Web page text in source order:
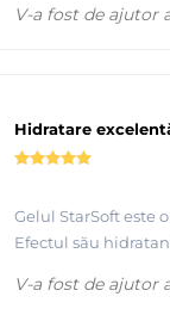
V-a fost de ajutor
Hidratare
Gelul StarSoft este
Efectul său
V-a fost de ajutor